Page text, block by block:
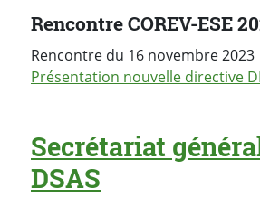
Rencontre COREV-ESE
Rencontre du 16 novembre 2023
Présentation nouvelle directive
Secrétariat
DSAS